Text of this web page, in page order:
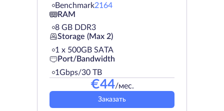
Benchmark2164
RAM
8 GB DDR3
Storage (Max 2)
1 х 500GB SATA
Port/Bandwidth
1Gbps/30 TB
€44/мес.
Заказать